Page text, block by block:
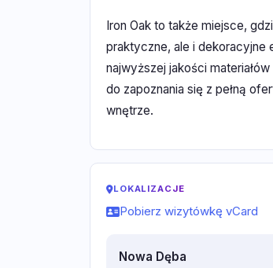
Iron Oak to także miejsce,
praktyczne, ale i dekoracyjne
najwyższej jakości
do zapoznania się z pełną
wnętrze.
LOKALIZACJE
Pobierz wizytówkę vCard
Nowa Dęba